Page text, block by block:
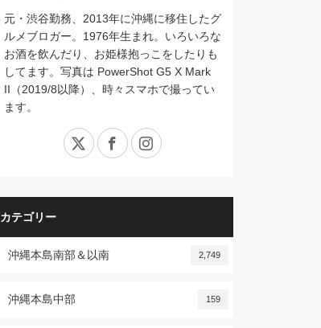
元・渋谷勤務、2013年に沖縄に移住したグ
ルメブロガー。1976年生まれ。いろいろな
お酒を飲んだり、お姫様抱っこをしたりも
してます。写真は PowerShot G5 X Mark
II（2019/8以降）、時々スマホで撮ってい
ます。
X FacebookInstagram
カテゴリー
沖縄本島南部＆以南 2,749
沖縄本島中部 159